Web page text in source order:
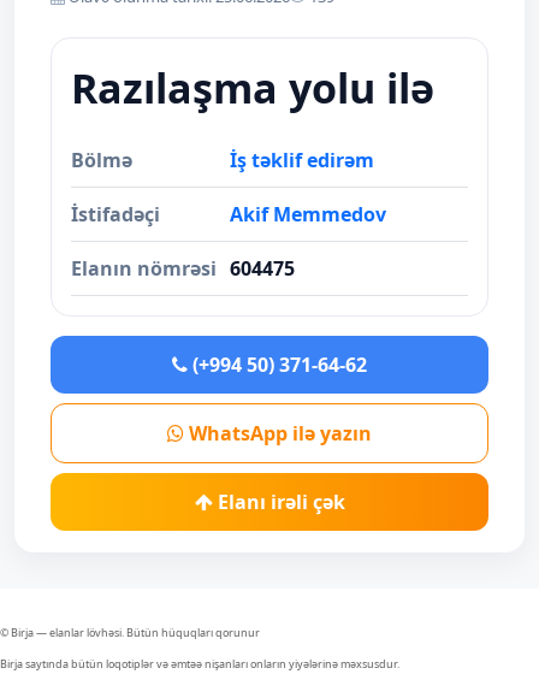
Razılaşma yolu ilə
Bölmə İş təklif edirəm
İstifadəçi Akif Memmedov
Elanın nömrəsi 604475
(+994 50) 371-64-62
WhatsApp ilə yazın
Elanı irəli çək
© Birja — elanlar lövhəsi. Bütün hüquqları qorunur
Birja saytında bütün loqotiplər və əmtəə nişanları onların yiyələrinə məxsusdur.